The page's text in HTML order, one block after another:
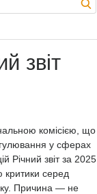
звіт
комісією, що
у сферах
Річний звіт за 2025
критики серед
Причина — не